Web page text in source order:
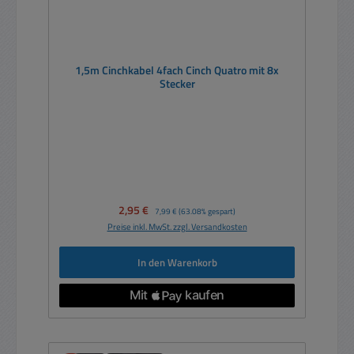
1,5m Cinchkabel 4fach Cinch Quatro mit 8x
Stecker
Verkaufspreis:
2,95 € Regulärer Preis:
7,99 € (63.08% gespart)
Preise inkl. MwSt. zzgl. Versandkosten
In den Warenkorb